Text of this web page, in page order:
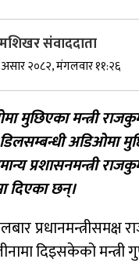
सर्वोच्चले खारेज गर्‍यो
पदमुक्तिको निर्णय कायम
नेपाली कांग्रेसका वरिष्ठ नेता
सुर्खेतमा जिप दुर्घटना,१५ जना
संवाददाता
२०८२, मंगलवार ११:२६
मुछिएका मन्त्री
अडिओमा
प्रशासनमन्त्री
दिएका छन्।
प्रधानमन्त्रीसमक्ष
दिइसकेको मन्त्री